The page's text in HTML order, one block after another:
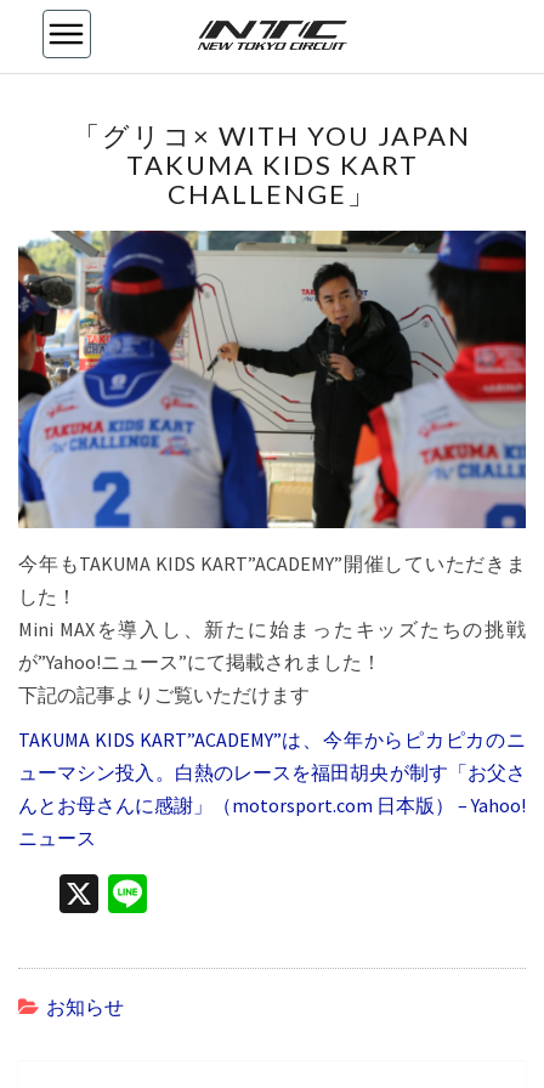
リ
コ
×
YOU
JAPAN
TAKUMA
KIDS
KART
CHALLENGE」
「グリコ× WITH YOU JAPAN
TAKUMA KIDS KART
CHALLENGE」
今年もTAKUMA KIDS KART”ACADEMY”開催していただきま
した！
Mini MAXを導入し、新たに始まったキッズたちの挑戦
が”Yahoo!ニュース”にて掲載されました！
下記の記事よりご覧いただけます
TAKUMA KIDS KART”ACADEMY”は、今年からピカピカのニ
ューマシン投入。白熱のレースを福田胡央が制す「お父さ
んとお母さんに感謝」（motorsport.com 日本版） – Yahoo!
ニュース
X
e
お知らせ